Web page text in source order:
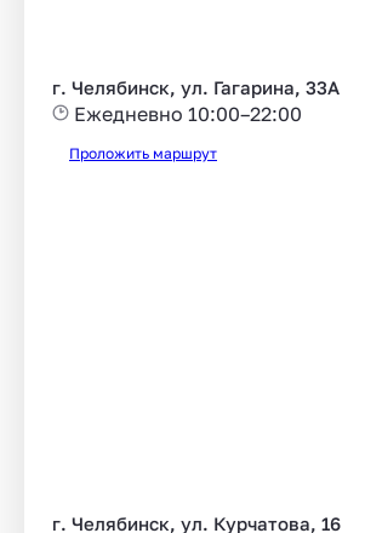
г. Челябинск, ул. Гагарина, 33А
Ежедневно 10:00–22:00
Проложить маршрут
г. Челябинск, ул. Курчатова, 16